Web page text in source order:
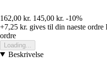
162,00 kr. 145,00 kr. -10%
+7,25 kr. gives til din naeste ordre
ordre
Loading...
Beskrivelse